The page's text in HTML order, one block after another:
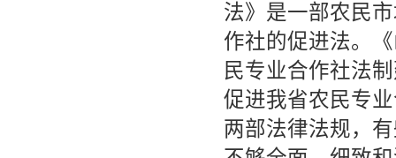
法》是一部农民
作社的促进法。
民专业合作社法
促进我省农民专
两部法律法规，